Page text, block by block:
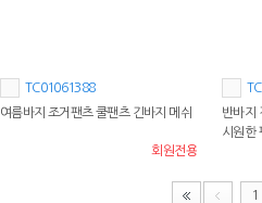
TC01061388
여름바지 조거팬츠 쿨팬츠 긴바지 메쉬
회원전용
반바지
시원한
1